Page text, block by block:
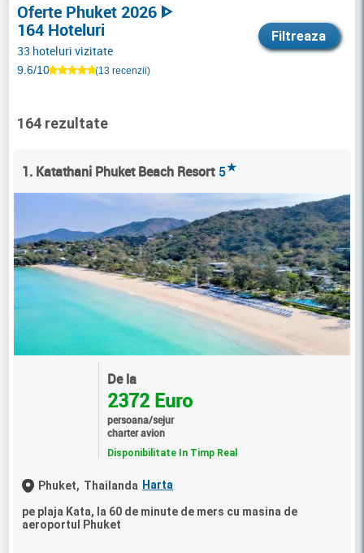
164 rezultate
1. Katathani Phuket Beach Resort 5★
De la
2372 Euro
persoana/sejur
charter avion
Disponibilitate In Timp Real
Phuket, Thailanda Harta
pe plaja Kata, la 60 de minute de mers cu masina de
aeroportul Phuket
Oferte Phuket 2026 ᐈ
164 Hoteluri
33 hoteluri vizitate
9.6/10 (13 recenzii)
Filtreaza